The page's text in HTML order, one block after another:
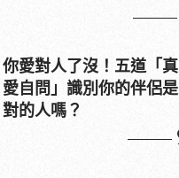
你愛對人了沒！五道「真
愛自問」識別你的伴侶是
對的人嗎？